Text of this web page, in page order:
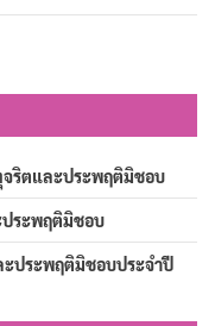
จริตและประพฤติมิชอบ
ประพฤติมิชอบ
ะประพฤติมิชอบประจำปี